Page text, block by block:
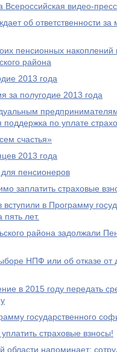
видео-
об ответственности
пенсионных накоплений
района
2013 года
за полугодие 2013 года
по уплате
счастья»
2013 года
пенсионеров
заплатить страховые
в Программу
лет.
района задолжали
НПФ или об отказе
в 2015 году передать
государственного
страховые взносы!
напоминает: